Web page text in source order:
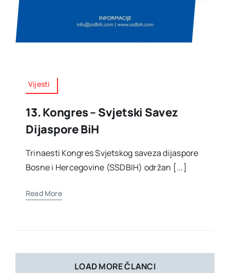
Vijesti
13. Kongres – Svjetski Savez
Dijaspore BiH
Trinaesti Kongres Svjetskog saveza dijaspore
Bosne i Hercegovine (SSDBIH) održan [...]
Read More
LOAD MORE ČLANCI